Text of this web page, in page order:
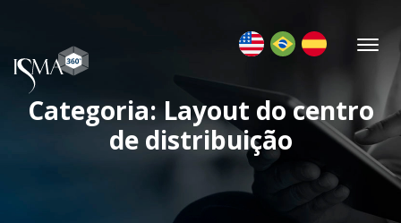
Categoria: Layout do centro
de distribuição